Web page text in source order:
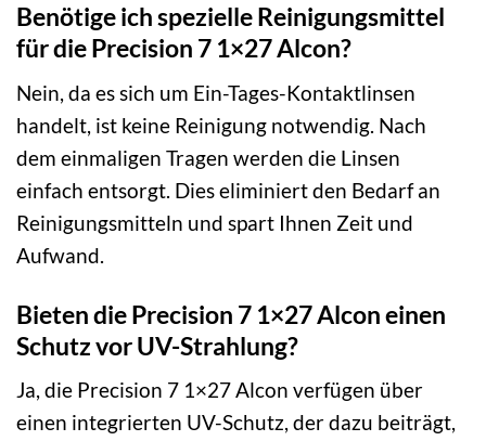
Benötige ich spezielle Reinigungsmittel
für die Precision 7 1×27 Alcon?
Nein, da es sich um Ein-Tages-Kontaktlinsen
handelt, ist keine Reinigung notwendig. Nach
dem einmaligen Tragen werden die Linsen
einfach entsorgt. Dies eliminiert den Bedarf an
Reinigungsmitteln und spart Ihnen Zeit und
Aufwand.
Bieten die Precision 7 1×27 Alcon einen
Schutz vor UV-Strahlung?
Ja, die Precision 7 1×27 Alcon verfügen über
einen integrierten UV-Schutz, der dazu beiträgt,